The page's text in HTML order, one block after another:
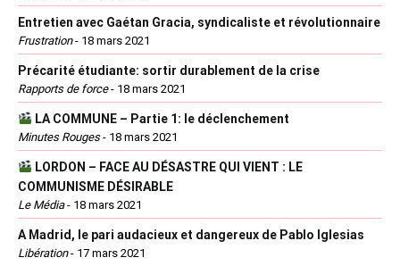
Entretien avec Gaétan Gracia, syndicaliste et révolutionnaire
Frustration- 18 mars 2021
Précarité étudiante: sortir durablement de la crise
Rapports de force- 18 mars 2021
LA COMMUNE – Partie 1: le déclenchement
Minutes Rouges- 18 mars 2021
LORDON – FACE AU DÉSASTRE QUI VIENT : LE
COMMUNISME DÉSIRABLE
Le Média- 18 mars 2021
A Madrid, le pari audacieux et dangereux de Pablo Iglesias
Libération- 17 mars 2021